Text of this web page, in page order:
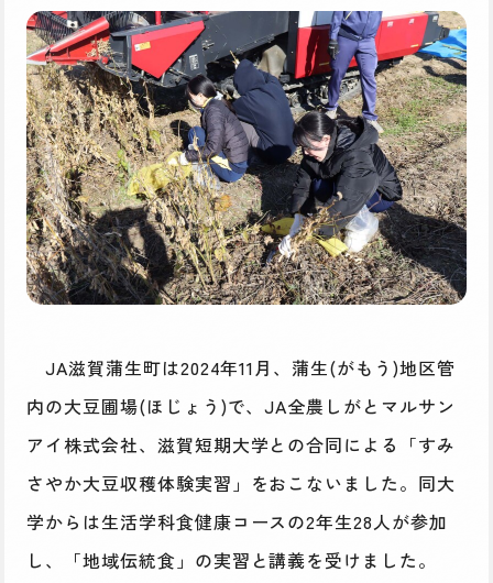
JA滋賀蒲生町は2024年11月、蒲生(がもう)地区管
内の大豆圃場(ほじょう)で、JA全農しがとマルサン
アイ株式会社、滋賀短期大学との合同による「すみ
さやか大豆収穫体験実習」をおこないました。同大
学からは生活学科食健康コースの2年生28人が参加
し、「地域伝統食」の実習と講義を受けました。